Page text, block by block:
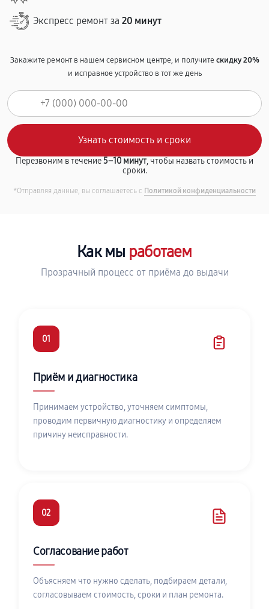
Экспресс ремонт за 20 минут
Закажите ремонт в нашем сервисном центре, и получитескидку 20%
и исправное устройство в тот же день
Перезвоним в течение5–10 минут, чтобы назвать стоимость и
сроки.
*Отправляя данные, вы соглашаетесь с Политикой конфиденциальности
Как мы работаем
Прозрачный процесс от приёма до выдачи
01
Приём и диагностика
Принимаем устройство, уточняем симптомы,
проводим первичную диагностику и определяем
причину неисправности.
02
Согласование работ
Объясняем что нужно сделать, подбираем детали,
согласовываем стоимость, сроки и план ремонта.